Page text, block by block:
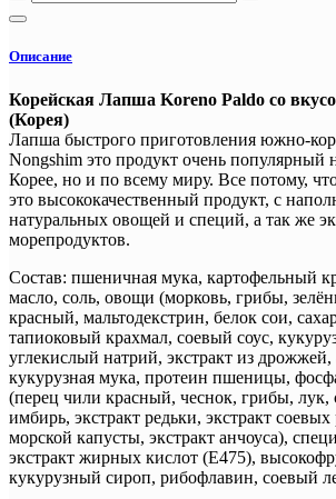
Описание
Корейская Лапша Koreno Paldo со
(Корея)
Лапша быстрого приготовления южно-
Nongshim это продукт очень
Корее, но и по всему миру. Все потому,
это высококачественный продукт, с
натуральных овощей и специй, а так же
морепродуктов.
Состав: пшеничная мука, картофельный
масло, соль, овощи (морковь, грибы,
красный, мальтодекстрин, белок сои,
тапиоковый крахмал, соевый соус,
углекислый натрий, экстракт из дрожжей,
кукурузная мука, протеин пшеницы,
(перец чили красный, чеснок, грибы, лук,
имбирь, экстракт редьки, экстракт соевых
морской капусты, экстракт анчоуса),
экстракт жирных кислот (Е475),
кукурузный сироп, рибофлавин, соевый